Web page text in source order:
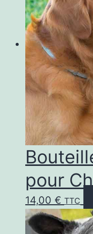
pour
14,00 € TTC